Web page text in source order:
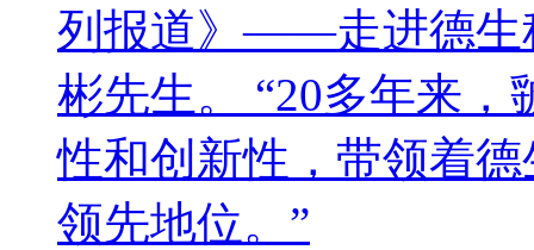
列报道》——走进德生
彬先生。 “20多年来
性和创新性，带领着
领先地位。”